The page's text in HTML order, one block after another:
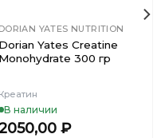
DORIAN YATES NUTRITION
Dorian Yates Creatine
Monohydrate 300 гр
Креатин
В наличии
₽